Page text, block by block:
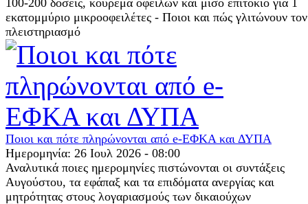
εκατομμύριο μικροοφειλέτες - Ποιοι και πώς γλιτώνουν τον
πλειστηριασμό
Ποιοι και πότε πληρώνονται από e-ΕΦΚΑ και ΔΥΠΑ
Ημερομηνία: 26 Ιουλ 2026 - 08:00
Αναλυτικά ποιες ημερομηνίες πιστώνονται οι συντάξεις
Αυγούστου, τα εφάπαξ και τα επιδόματα ανεργίας και
μητρότητας στους λογαριασμούς των δικαιούχων